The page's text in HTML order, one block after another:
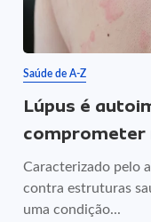
Saúde de A-Z
Lúpus é
comprometer
Caracterizado pelo
contra estruturas
uma condição...